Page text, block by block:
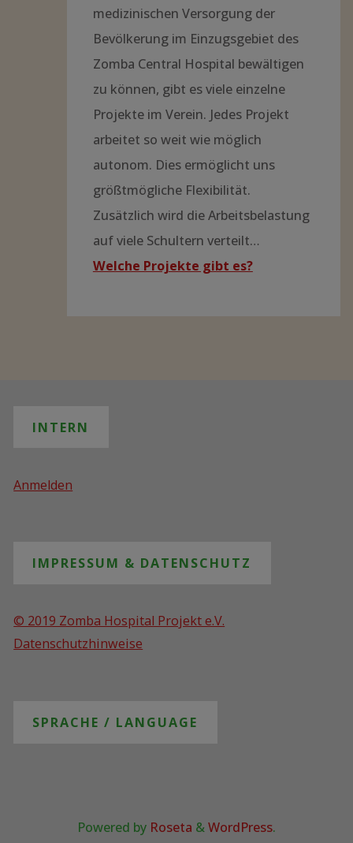
medizinischen Versorgung der
Bevölkerung im Einzugsgebiet des
Zomba Central Hospital bewältigen
zu können, gibt es viele einzelne
Projekte im Verein. Jedes Projekt
arbeitet so weit wie möglich
autonom. Dies ermöglicht uns
größtmögliche Flexibilität.
Zusätzlich wird die Arbeitsbelastung
auf viele Schultern verteilt…
Welche Projekte gibt es?
INTERN
Anmelden
IMPRESSUM & DATENSCHUTZ
© 2019 Zomba Hospital Projekt e.V.
Datenschutzhinweise
SPRACHE / LANGUAGE
Powered by Roseta &WordPress.